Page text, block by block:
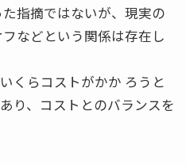
指摘ではないが、現実の
などという関係は存在し
くらコストがかか ろうと
り、コストとのバランスを